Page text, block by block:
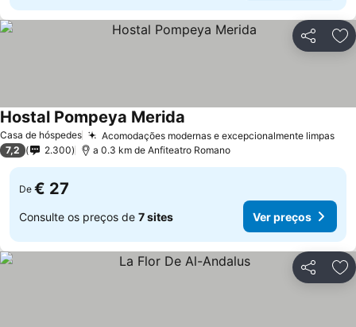
Partilhar
Casa de hóspedes Acomodações modernas e excepcionalmente limpas
Hostal Pompeya Merida
7,2 2.300 a 0.3 km de Anfiteatro Romano
De € 27
Consulte os preços de 7 sites Ver preços
Partilhar